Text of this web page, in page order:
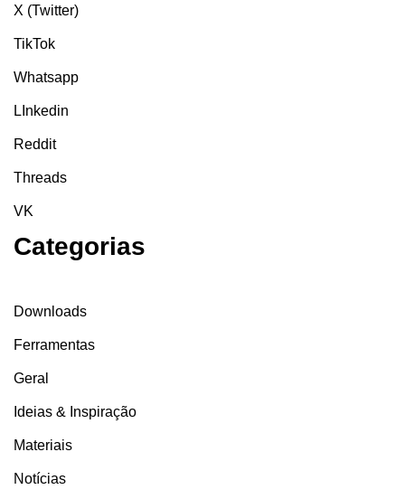
X (Twitter)
TikTok
Whatsapp
LInkedin
Reddit
Threads
VK
Categorias
Downloads
Ferramentas
Geral
Ideias & Inspiração
Materiais
Notícias